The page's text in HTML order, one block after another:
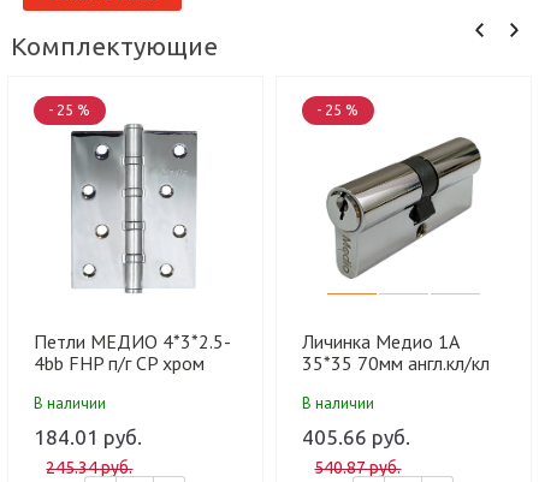
Комплектующие
- 25 %
Петли МЕДИО 4*3*2.5-
4bb FHP п/г CP хром
В наличии
184.01 руб.
245.34 руб.
- 25 %
Личинка Медио 1А
35*35 70мм англ.кл/кл
В наличии
405.66 руб.
540.87 руб.